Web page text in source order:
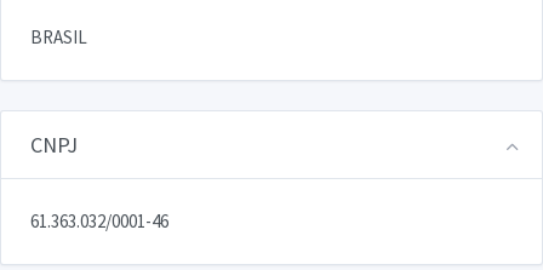
BRASIL
CNPJ
61.363.032/0001-46